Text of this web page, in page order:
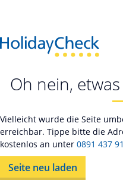
Oh nein,
Vielleicht wurde die Seite
erreichbar. Tippe bitte die
kostenlos an unter 0891 437
Seite neu laden